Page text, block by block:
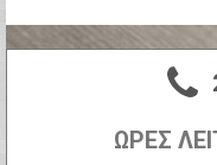
ΩΡΕΣ